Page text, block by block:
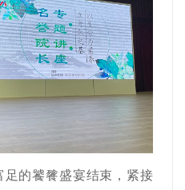
足的饕餮盛宴结束，紧接